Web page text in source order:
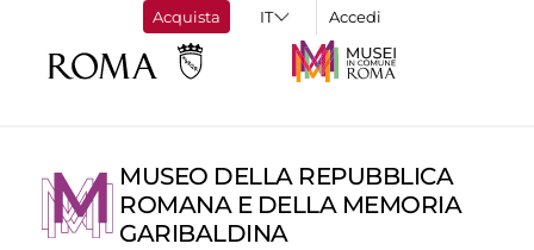
Acquista Accedi
MUSEO DELLA REPUBBLICA
ROMANA E DELLA MEMORIA
GARIBALDINA